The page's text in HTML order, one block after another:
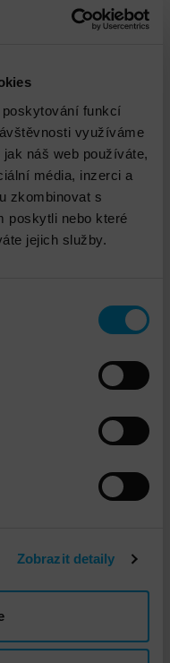
funkcí
využíváme
náš web používáte,
média, inzerci a
zkombinovat s
poskytli nebo které
jejich služby.
Zobrazit detaily
dokumentace
informací
bezpečnostní